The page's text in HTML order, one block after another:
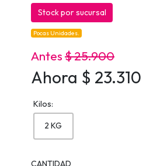
Stock por sucursal
Pocas Unidades.
Antes$ 25.900
Ahora $ 23.310
Kilos:
2 KG
CANTIDAD